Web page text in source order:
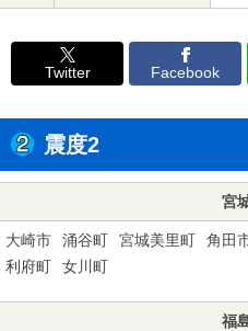
Twitter Facebook
震度2
宮
大崎市 涌谷町 宮城美里町 角田
利府町
女川町
福